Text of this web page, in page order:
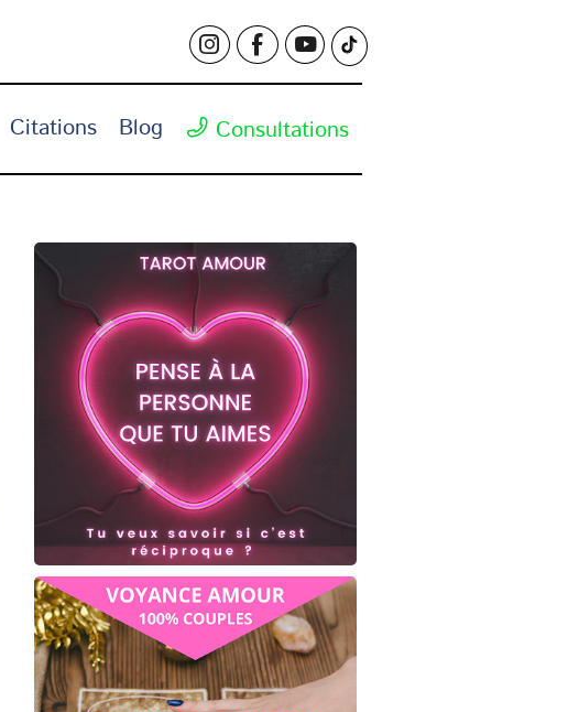
Citations Blog Consultations